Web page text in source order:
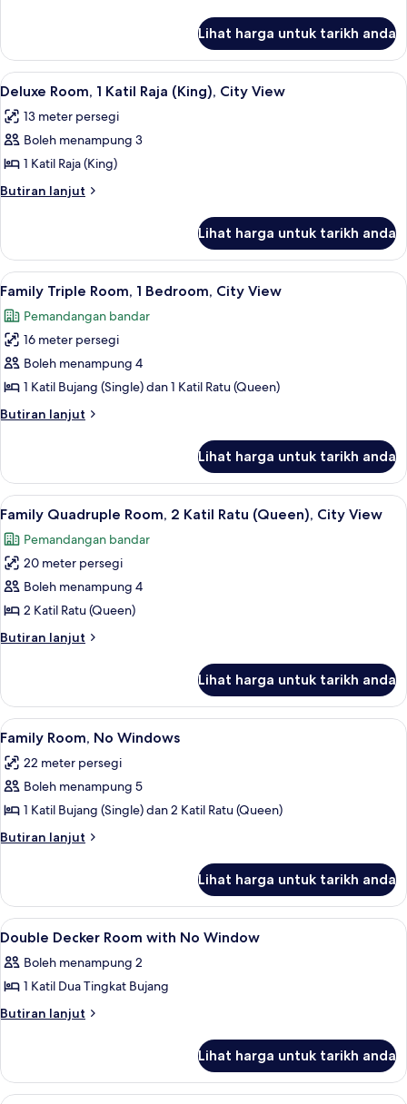
Raja
(King),
No
Windows
Room,
Katil
(King),
No
Lihat harga untuk tarikh anda
Lihat
semua
foto
untuk
Deluxe
Room,
Raja
(King),
City
View
1 bilik tidur, meja, kalis bunyi,
7
Deluxe Room, 1 Katil Raja (King), City View
13 meter persegi
Boleh menampung 3
1 Katil Raja (King)
Butiran lanjut
Butiran
Room,
Katil
(King),
City
View
Lihat harga untuk tarikh anda
Lihat
semua
foto
untuk
Family
Triple
Room,
1
City
View
Family Triple Room, 1 Bedroom, City
7
Family Triple Room, 1 Bedroom, City View
Pemandangan bandar
16 meter persegi
Boleh menampung 4
1 Katil Bujang (Single) dan 1 Katil Ratu (Queen)
Butiran lanjut
Butiran
Triple
Room,
1
Bedroom,
City
View
Lihat harga untuk tarikh anda
Lihat
semua
foto
untuk
Family
Quadruple
Room,
2
Ratu
(Queen),
City
View
1 bilik tidur, meja, kalis bunyi,
4
Family Quadruple Room, 2 Katil Ratu (Queen), City View
Pemandangan bandar
20 meter persegi
Boleh menampung 4
2 Katil Ratu (Queen)
Butiran lanjut
Butiran
Quadruple
Room,
2
Ratu
(Queen),
View
Lihat harga untuk tarikh anda
Lihat
semua
foto
untuk
Family
Room,
1 bilik tidur, meja, kalis bunyi,
4
Family Room, No Windows
22 meter persegi
Boleh menampung 5
1 Katil Bujang (Single) dan 2 Katil Ratu (Queen)
Butiran lanjut
Butiran
Room,
No
Windows
Lihat harga untuk tarikh anda
Lihat
semua
foto
untuk
Double
with
No
1 bilik tidur, meja, kalis bunyi,
8
Double Decker Room with No Window
Boleh menampung 2
1 Katil Dua Tingkat Bujang
Butiran lanjut
Butiran
Decker
Room
Lihat harga untuk tarikh anda
1 bilik tidur, meja, kalis bunyi,